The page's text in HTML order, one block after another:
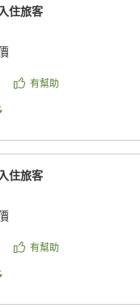
住旅客
有幫助
住旅客
有幫助